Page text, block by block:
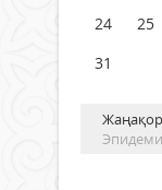
24
25
31